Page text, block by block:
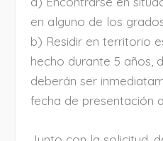
en alguno de los
b) Residir en territorio
hecho durante 5 años,
deberán ser
fecha de presentación